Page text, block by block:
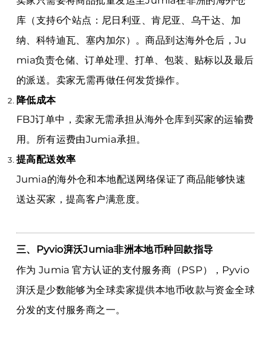
库（支持6个站点：尼日利亚、肯尼亚、乌干达、加
纳、科特迪瓦、塞内加尔）。商品到达海外仓后，Ju
mia负责仓储、订单处理、打单、包装、贴标以及最后
的派送。卖家无需再做任何发货操作。
降低成本
FBJ订单中，卖家无需承担从海外仓库到买家的运输费
用。所有运费由Jumia承担。
提高配送效率
Jumia的海外仓和本地配送网络保证了商品能够快速
送达买家，提高客户满意度。
三、Pyvio湃沃Jumia非洲本地币种回款指导
作为 Jumia 官方认证的支付服务商（PSP），Pyvio
湃沃是少数能够为全球卖家提供本地币收款与资金全球
分发的支付服务商之一。